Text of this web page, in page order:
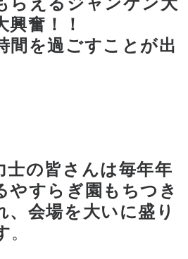
奮！！
間を過ごすことが出
士の皆さんは毎年年
やすらぎ園もちつき
、会場を大いに盛り
。